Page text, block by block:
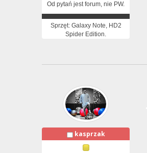
Od pytań jest forum, nie PW.
Sprzęt: Galaxy Note, HD2
Spider Edition.
kasprzak